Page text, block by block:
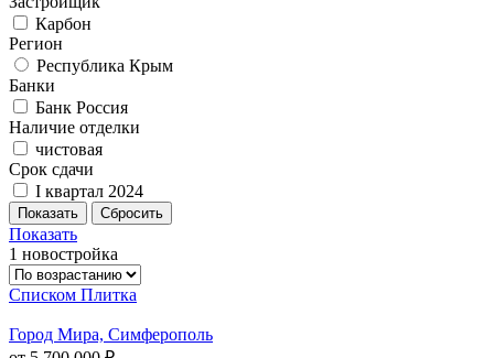
Карбон
Регион
Республика Крым
Банки
Банк Россия
Наличие отделки
чистовая
Срок сдачи
I квартал 2024
Показать
1 новостройка
Списком Плитка
Город Мира, Симферополь